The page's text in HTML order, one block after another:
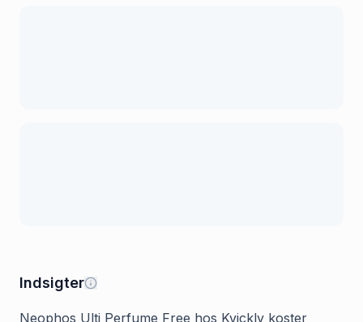
Indsigter
Neophos Ulti Perfume Free hos Kvickly koster